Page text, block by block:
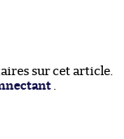
sur cet article.